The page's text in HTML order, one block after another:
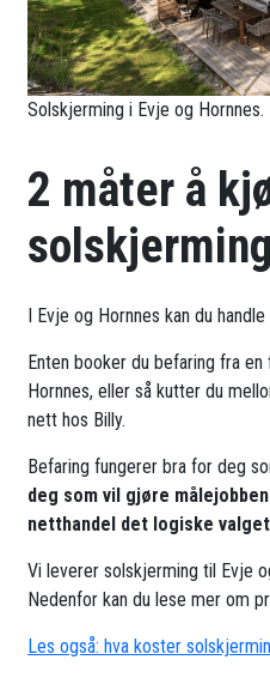
Solskjerming i Evje og Hornnes.
2 måter å
I Evje og Hornnes kan du
Enten booker du befaring fra
Hornnes, eller så kutter du
nett hos Billy.
Befaring fungerer bra for deg
deg som vil gjøre
netthandel det logiske
Vi leverer solskjerming til Evje
Nedenfor kan du lese mer om
Les også: hva koster